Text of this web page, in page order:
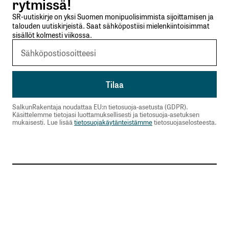
SR-uutiskirje on yksi Suomen monipuolisimmista sijoittamisen ja
talouden uutiskirjeistä. Saat sähköpostiisi mielenkiintoisimmat
sisällöt kolmesti viikossa.
SalkunRakentaja noudattaa EU:n tietosuoja-asetusta (GDPR).
Käsittelemme tietojasi luottamuksellisesti ja tietosuoja-asetuksen
mukaisesti. Lue lisäätietosuojakäytänteistämmetietosuojaselosteesta.